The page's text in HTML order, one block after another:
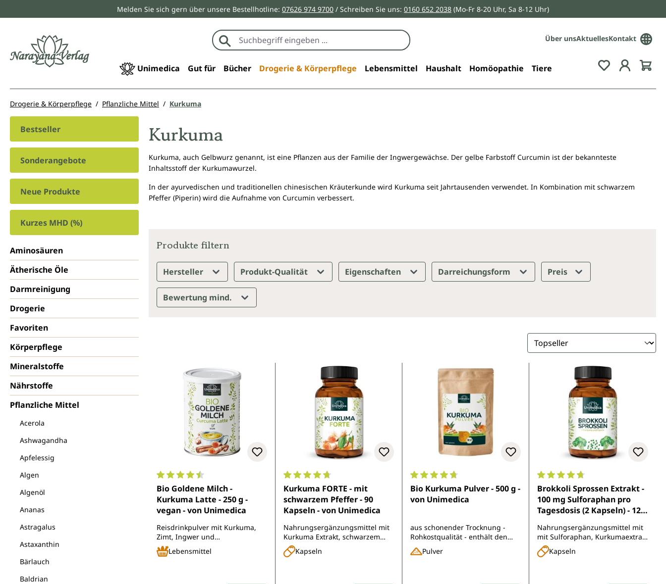
Zur Hauptnavigation springenMelden Sie sich gern über unsere Bestellhotline: 07626 974 9700 / Schreiben Sie uns: 0160 652 2038 (Mo-Fr 8-20 Uhr, Sa 8-12 Uhr)
Über unsAktuellesKontakt
Unimedica Gut für Bücher Drogerie & Körperpflege Lebensmittel Haushalt Homöopathie Tiere Du hast 0
Drogerie & Körperpflege Pflanzliche Mittel Kurkuma
Bestseller
Sonderangebote
Neue Produkte
Kurzes MHD (%)
Aminosäuren
Ätherische Öle
Darmreinigung
Drogerie
Favoriten
Körperpflege
Mineralstoffe
Nährstoffe
Pflanzliche Mittel
Acerola
Ashwagandha
Apfelessig
Algen
Algenöl
Ananas
Astragalus
Astaxanthin
Bärlauch
Baldrian
Kurkuma
Kurkuma, auch Gelbwurz genannt, ist eine Pflanzen aus der Familie der Ingwergewächse. Der gelbe Farbstoff Curcumin ist der bekannteste
Inhaltsstoff der Kurkumawurzel.
In der ayurvedischen und traditionellen chinesischen Kräuterkunde wird Kurkuma seit Jahrtausenden verwendet. In Kombination mit schwarzem
Pfeffer (Piperin) wird die Aufnahme von Curcumin verbessert.
Produkte filtern
Hersteller Produkt-Qualität Eigenschaften Darreichungsform Preis
Bewertung mind.
Durchschnittliche Bewertung von 4.6 von 5 Sternen
Bio Goldene Milch -
Kurkuma Latte - 250 g -
vegan - von Unimedica
Reisdrinkpulver mit Kurkuma,
Zimt, Ingwer und
Kokosblütenzucker aus
kontrolliert biologischem Anbau
Lebensmittel
Durchschnittliche Bewertung von 4.7 von 5 Sternen
Kurkuma FORTE - mit
schwarzem Pfeffer - 90
Kapseln - von Unimedica
Nahrungsergänzungsmittel mit
Kurkuma Extrakt, schwarzem
Pfeffer Extrakt und Piperin
Kapseln
Durchschnittliche Bewertung von 4.8 von 5 Sternen
Bio Kurkuma Pulver - 500 g -
von Unimedica
aus schonender Trocknung -
Rohkostqualität - enthält den
sekundären Pflanzenstoff
Curcumin - aus kontrolliert
Pulver
Durchschnittliche Bewertung von
Brokkoli Sprossen Extrakt -
100 mg Sulforaphan pro
Tagesdosis (2 Kapseln) - 120
Nahrungsergänzungsmittel mit
mit Sulforaphan, Kurkumaextrakt
und Piperin
Kapseln